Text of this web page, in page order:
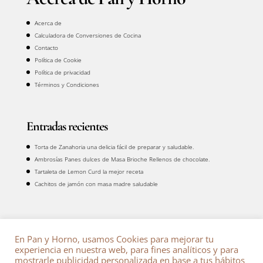
Acerca de
Calculadora de Conversiones de Cocina
Contacto
Política de Cookie
Política de privacidad
Términos y Condiciones
Entradas recientes
Torta de Zanahoria una delicia fácil de preparar y saludable.
Ambrosías Panes dulces de Masa Brioche Rellenos de chocolate.
Tartaleta de Lemon Curd la mejor receta
Cachitos de jamón con masa madre saludable
PanyHorno.com participa como red de afiliados de Amazon Market Place-
Amazon Associates Program, si deseas comprar un producto listado en
En Pan y Horno, usamos Cookies para mejorar tu
experiencia en nuestra web, para fines analíticos y para
mostrarle publicidad personalizada en base a tus hábitos